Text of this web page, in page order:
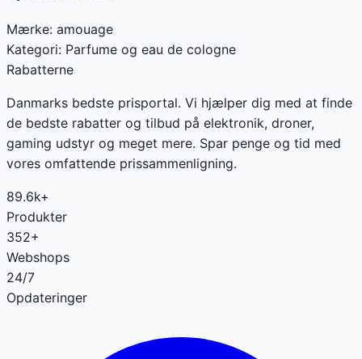
Mærke: amouage
Kategori: Parfume og eau de cologne
Rabatterne
Danmarks bedste prisportal. Vi hjælper dig med at finde
de bedste rabatter og tilbud på elektronik, droner,
gaming udstyr og meget mere. Spar penge og tid med
vores omfattende prissammenligning.
89.6k+
Produkter
352+
Webshops
24/7
Opdateringer